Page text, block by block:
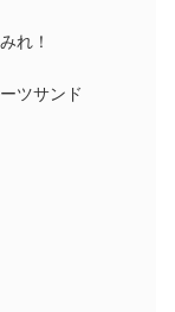
れ！
ツサンド